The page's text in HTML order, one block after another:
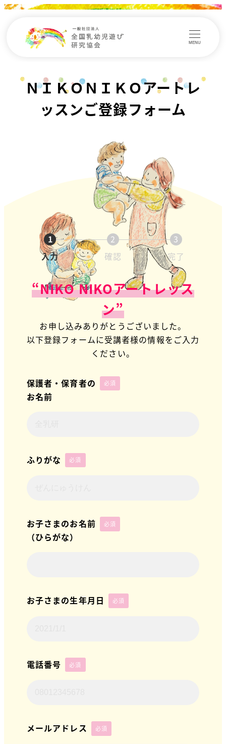
MENU
ＮＩＫＯＮＩＫＯアートレ
ッスンご登録フォーム
1
入力
2
確認
3
完了
“NIKO NIKOアートレッス
ン”
お申し込みありがとうございました。
以下登録フォームに受講者様の情報をご入力
ください。
保護者・保育者の
お名前
必須
ふりがな 必須
お子さまのお名前
（ひらがな）
必須
お子さまの生年月日 必須
電話番号 必須
メールアドレス 必須